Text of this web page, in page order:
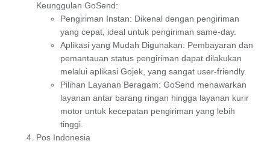
Keunggulan GoSend:
Pengiriman Instan: Dikenal dengan pengiriman
yang cepat, ideal untuk pengiriman same-day.
Aplikasi yang Mudah Digunakan: Pembayaran dan
pemantauan status pengiriman dapat dilakukan
melalui aplikasi Gojek, yang sangat user-friendly.
Pilihan Layanan Beragam: GoSend menawarkan
layanan antar barang ringan hingga layanan kurir
motor untuk kecepatan pengiriman yang lebih
tinggi.
Pos Indonesia